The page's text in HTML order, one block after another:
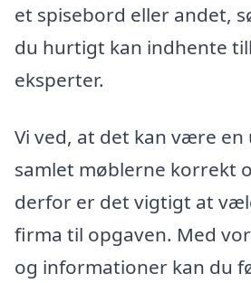
et spisebord eller andet,
du hurtigt kan indhente
eksperter.
Vi ved, at det kan være
samlet møblerne korrekt
derfor er det vigtigt at
firma til opgaven. Med
og informationer kan du